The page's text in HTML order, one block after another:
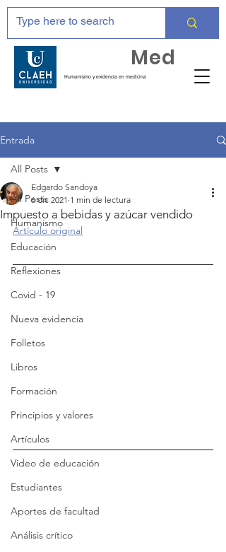
Humanismo y evidencia en medicina
Med
Entrada
All Posts
Humanismo
Educación
Reflexiones
Covid - 19
Nueva evidencia
Folletos
Libros
Formación
Principios y valores
Artículos
Video de educación
Estudiantes
Aportes de facultad
Análisis crítico
All Posts
Impuesto a bebidas y azúcar vendido
Edgardo Sandoya
6 dic 2021 1 min de lectura
Artículo original